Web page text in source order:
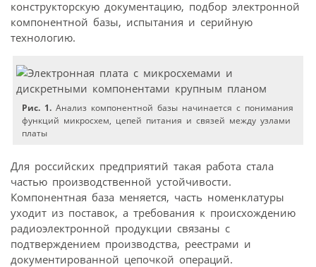
конструкторскую документацию, подбор электронной
компонентной базы, испытания и серийную
технологию.
Рис. 1. Анализ компонентной базы начинается с понимания
функций микросхем, цепей питания и связей между узлами
платы
Для российских предприятий такая работа стала
частью производственной устойчивости.
Компонентная база меняется, часть номенклатуры
уходит из поставок, а требования к происхождению
радиоэлектронной продукции связаны с
подтверждением производства, реестрами и
документированной цепочкой операций.